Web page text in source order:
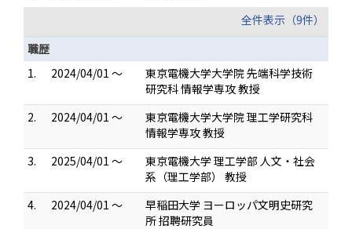
全件表示（9件）
職歴
1.
2024/04/01 ～
東京電機大学大学院 先端科学技術
研究科 情報学専攻 教授
2.
2024/04/01 ～
東京電機大学大学院 理工学研究科
情報学専攻 教授
3.
2025/04/01 ～
東京電機大学 理工学部 人文・社会
系（理工学部） 教授
4.
2024/04/01 ～
早稲田大学 ヨーロッパ文明史研究
所 招聘研究員